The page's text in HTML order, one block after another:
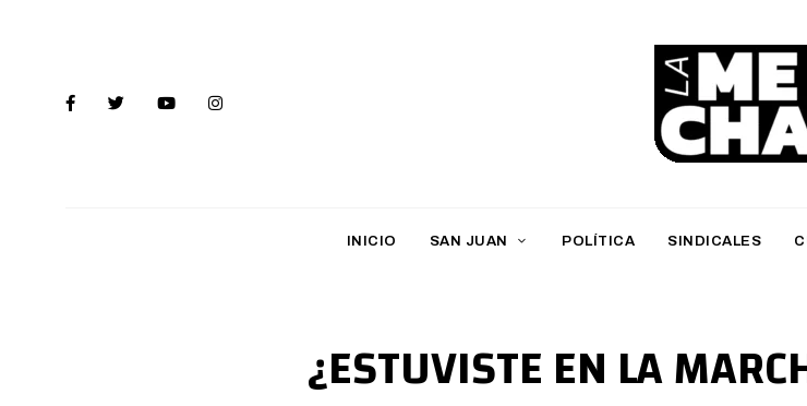
a
M
h
a
INICIO SAN JUAN POLÍTICA SINDICALES
¿ESTUVISTE EN LA